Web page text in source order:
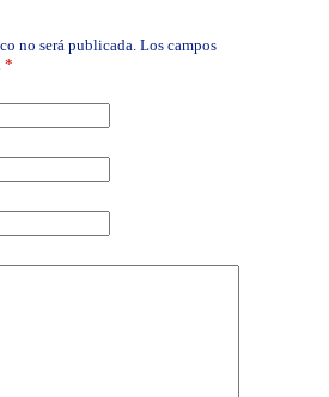
no será publicada. Los campos
*